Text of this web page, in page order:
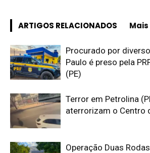
ARTIGOS RELACIONADOS
Procurado por
Paulo é preso pela
(PE)
Terror em Petrolina
aterrorizam o Centro
Operação Duas